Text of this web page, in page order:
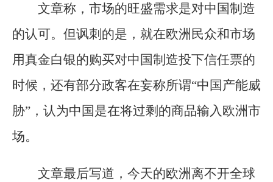
文章称，市场的旺盛需求是对中国制造
的认可。但讽刺的是，就在欧洲民众和市场
用真金白银的购买对中国制造投下信任票的
时候，还有部分政客在妄称所谓“中国产能威
胁”，认为中国是在将过剩的商品输入欧洲市
场。
文章最后写道，今天的欧洲离不开全球